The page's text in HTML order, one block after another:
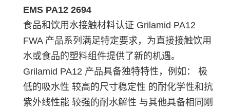
EMS PA12 2694
食品和饮用水接触材料认证 Grilamid PA12
FWA 产品系列满足特定要求，为直接接触饮用
水或食品的塑料组件提供了新的机遇。
Grilamid PA12 产品具备独特特性，例如： 极
低的吸水性 较高的尺寸稳定性 的耐化学性和抗
紫外线性能 较强的耐水解性 与其他具备相同刚